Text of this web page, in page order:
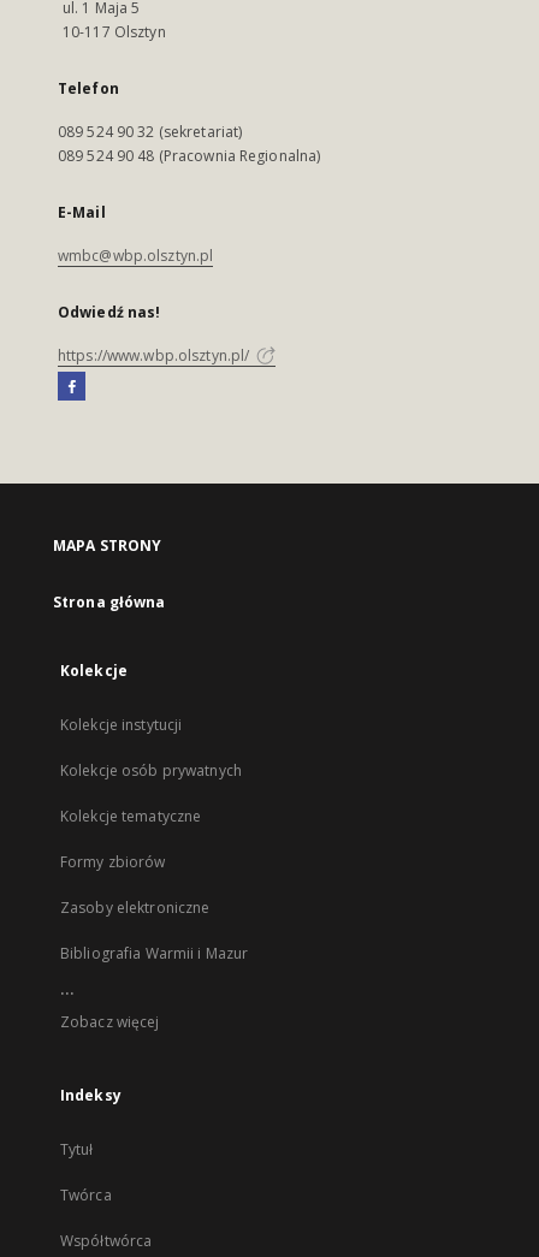
ul. 1 Maja 5
10-117 Olsztyn
Telefon
089 524 90 32 (sekretariat)
089 524 90 48 (Pracownia Regionalna)
E-Mail
wmbc@wbp.olsztyn.pl
Odwiedź nas!
https://www.wbp.olsztyn.pl/
MAPA STRONY
Strona główna
Kolekcje
Kolekcje instytucji
Kolekcje osób prywatnych
Kolekcje tematyczne
Formy zbiorów
Zasoby elektroniczne
Bibliografia Warmii i Mazur
...
Zobacz więcej
Indeksy
Tytuł
Twórca
Współtwórca